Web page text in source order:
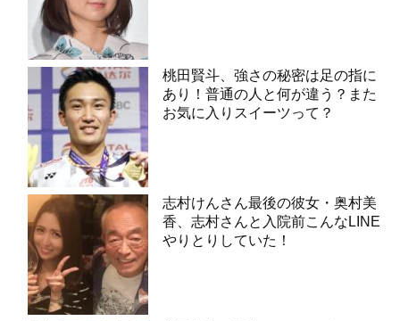
桃田賢斗、強さの秘密は足の指に
あり！普通の人と何が違う？また
お気に入りスイーツって？
志村けんさん最後の彼女・奥村美
香、志村さんと入院前こんなLINE
やりとりしていた！